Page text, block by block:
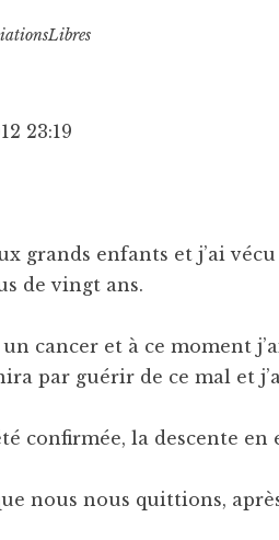
23:19
grands enfants et j’ai
de vingt ans.
cancer et à ce moment
par guérir de ce mal et
confirmée, la descente en
nous nous quittions,